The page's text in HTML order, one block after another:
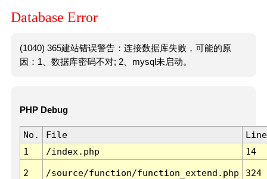
Database Error
(1040) 365建站错误警告：连接数据库失败，可能的原
因：1、数据库密码不对; 2、mysql未启动。
PHP Debug
No. File
Line
1
/index.php 14
2 /source/function/function_extend.php 324